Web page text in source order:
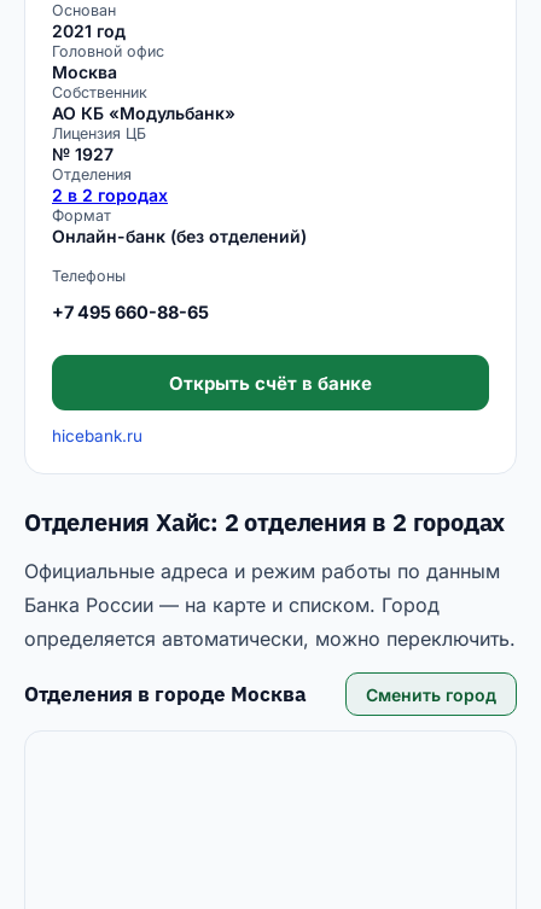
Основан
2021 год
Головной офис
Москва
Собственник
АО КБ «Модульбанк»
Лицензия ЦБ
№ 1927
Отделения
2 в 2 городах
Формат
Онлайн-банк (без отделений)
Телефоны
+7 495 660-88-65
Открыть счёт в банке
hicebank.ru
Отделения Хайс: 2 отделения в 2 городах
Официальные адреса и режим работы по данным
Банка России — на карте и списком. Город
определяется автоматически, можно переключить.
Отделения в городе Москва Сменить город